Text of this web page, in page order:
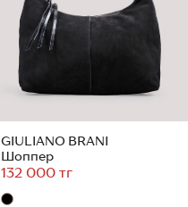
GIULIANO BRANI
Шоппер
132 000 тг